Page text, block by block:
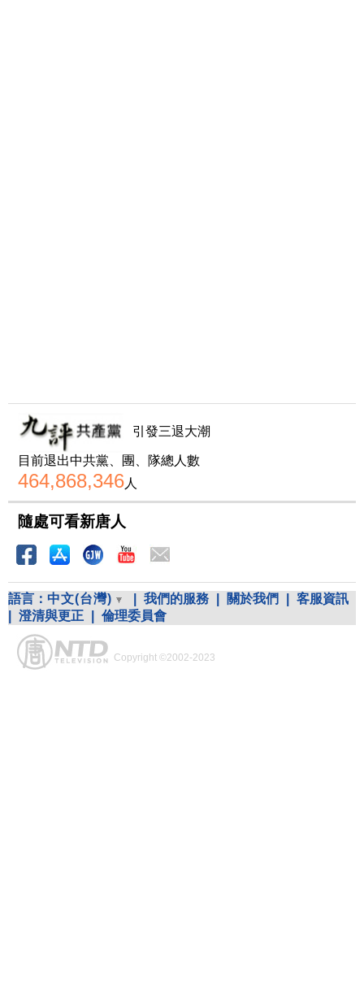
引發三退大潮
目前退出中共黨、團、隊總人數
464,868,346人
隨處可看新唐人
語言： 中文(台灣) 我們的服務 關於我們
客服資訊
澄清與更正 倫理委員會
Copyright ©2002-2023